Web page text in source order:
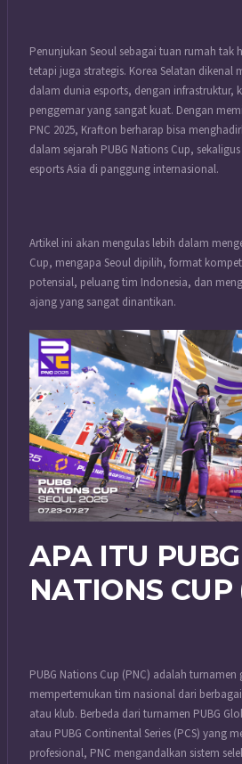
Penunjukan Seoul sebagai tuan rumah tak
tetapi juga strategis. Korea Selatan dikenal
dalam dunia esports, dengan infrastruktur,
penggemar yang sangat kuat. Dengan
PNC 2025, Krafton berharap bisa
dalam sejarah PUBG Nations Cup,
esports Asia di panggung internasional.
Artikel ini akan mengulas lebih dalam
Cup, mengapa Seoul dipilih, format
potensial, peluang tim Indonesia, dan
ajang yang sangat dinantikan.
APA ITU PUBG
NATIONS CUP
PUBG Nations Cup (PNC) adalah
mempertemukan tim nasional dari
atau klub. Berbeda dari turnamen PUBG
atau PUBG Continental Series (PCS) yang
profesional, PNC mengandalkan sistem